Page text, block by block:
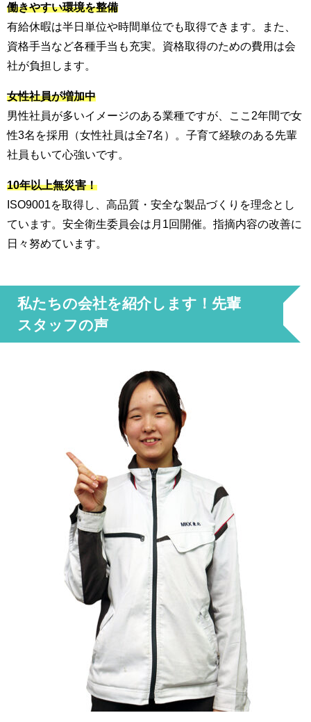
働きやすい環境を整備
有給休暇は半日単位や時間単位でも取得できます。また、
資格手当など各種手当も充実。資格取得のための費用は会
社が負担します。
女性社員が増加中
男性社員が多いイメージのある業種ですが、ここ2年間で女
性3名を採用（女性社員は全7名）。子育て経験のある先輩
社員もいて心強いです。
10年以上無災害！
ISO9001を取得し、高品質・安全な製品づくりを理念とし
ています。安全衛生委員会は月1回開催。指摘内容の改善に
日々努めています。
私たちの会社を紹介します！先輩
スタッフの声